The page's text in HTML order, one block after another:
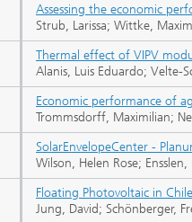
Assessing the economic
Strub, Larissa; Wittke,
Thermal effect of VIPV
Alanis, Luis Eduardo; Velte-
Economic performance of
Trommsdorff, Maximilian;
SolarEnvelopeCenter -
Wilson, Helen Rose;
Floating Photovoltaic in
Jung, David; Schönberger,